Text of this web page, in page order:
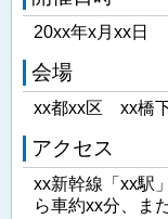
20xx年x月xx日
会場
xx都xx区 xx橋
アクセス
xx新幹線「xx駅
ら車約xx分、ま